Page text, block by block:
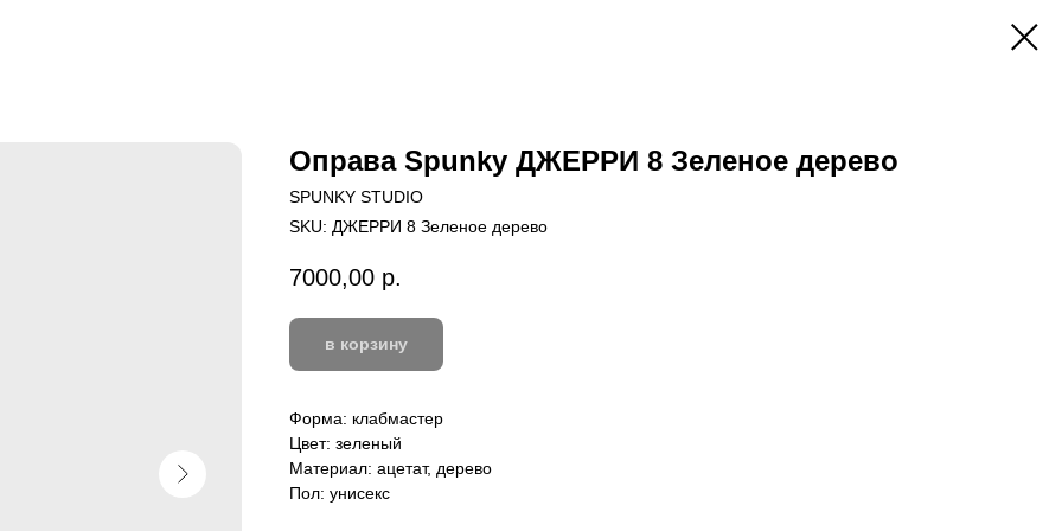
Оправа Spunky ДЖЕРРИ 8 Зеленое дерево
SPUNKY STUDIO
SKU: ДЖЕРРИ 8 Зеленое дерево
7000,00 р.
в корзину
Форма: клабмастер
Цвет: зеленый
Материал: ацетат, дерево
Пол: унисекс